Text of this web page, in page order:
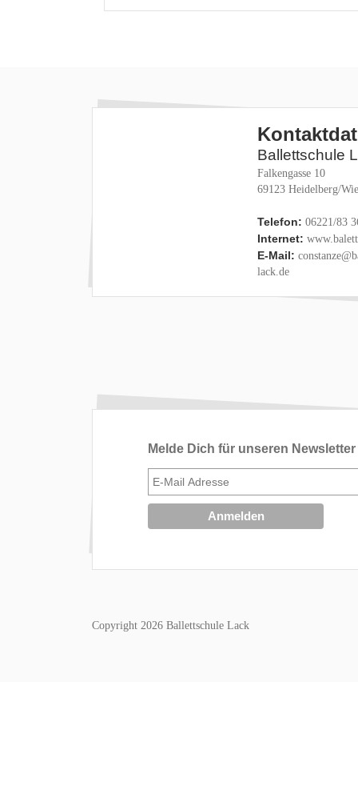
Ballettschule
Falkengasse 10
69123 Heidelberg/
Telefon: 06221/83
Internet:
E-Mail:
lack.de
Melde Dich für unseren
Copyright 2026 Ballettschule Lack